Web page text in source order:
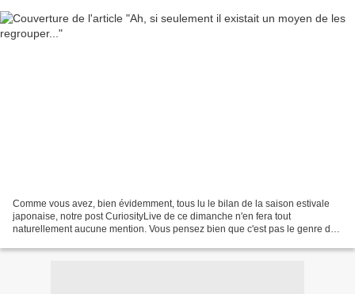
Comme vous avez, bien évidemment, tous lu le bilan de la saison estivale
japonaise, notre post CuriosityLive de ce dimanche n'en fera tout
naturellement aucune mention. Vous pensez bien que c'est pas le genre de